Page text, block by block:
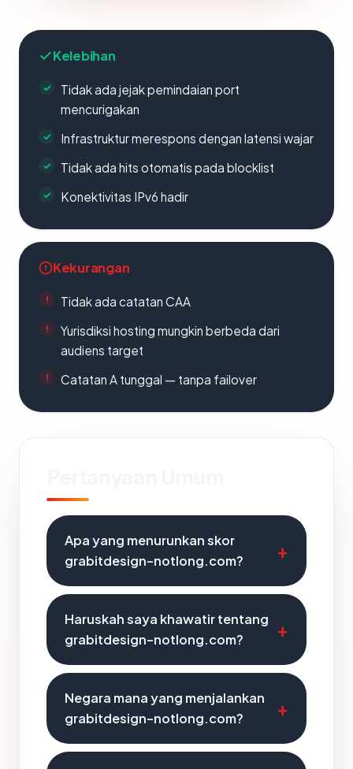
Kelebihan
Tidak ada jejak pemindaian port
mencurigakan
Infrastruktur merespons dengan latensi wajar
Tidak ada hits otomatis pada blocklist
Konektivitas IPv6 hadir
Kekurangan
Tidak ada catatan CAA
Yurisdiksi hosting mungkin berbeda dari
audiens target
Catatan A tunggal — tanpa failover
Apa yang menurunkan skor
grabitdesign-notlong.com?
Haruskah saya khawatir tentang
grabitdesign-notlong.com?
Negara mana yang menjalankan
grabitdesign-notlong.com?